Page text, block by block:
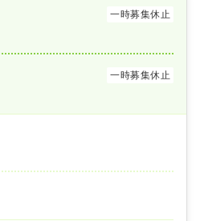
一時募集休止
一時募集休止